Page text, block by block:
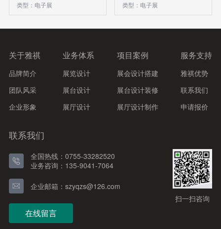
类型：电子展 类型：电子展
关于雅祺
品牌简介
团队风采
企业形象
业务体系
展览设计
展台设计
展厅设计
项目案例
展会设计搭建
展台设计装修
展厅设计制作
服务支持
雅祺优势
联系我们
申请报价
联系我们
全国热线：0755-33282520
业务咨询：135-9041-7064
企业邮箱：szyqzs@126.com
在线留言
扫一扫咨询